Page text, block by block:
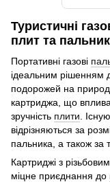
Туристичні
плит та
Портативні газові
ідеальним рішенням
подорожей на
картриджа, що
зручність плити .
відрізняються за
пальника, а також за
Картриджі з
міцне приєднання до